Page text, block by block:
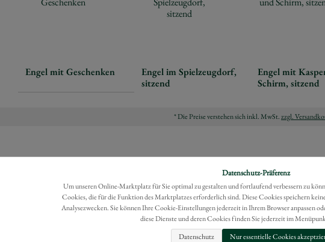
Engel mit Geschenken
Engel im Spielzeugdorf,
sitzend
Engel mit
Schirm, sitzend
* Die Preise verstehen sich inkl. MwSt.zzgl.
Datenschutz-Präferenz
Um unseren Online-Marktplatz für Sie optimal zu gestalten und fortlaufend verbessern zu
Cookies, die für die Funktion des Marktplatzes erforderlich sind. Diese Cookies speichern
Analysezwecken. Sie können Ihre Cookie-Einstellungen jederzeit in Ihrem Browser anpassen
diese Dienste und deren Cookies finden Sie jederzeit im
Datenschutz
Nur essentielle Cookies